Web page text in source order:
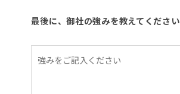
最後に、御社の強みを教えてください